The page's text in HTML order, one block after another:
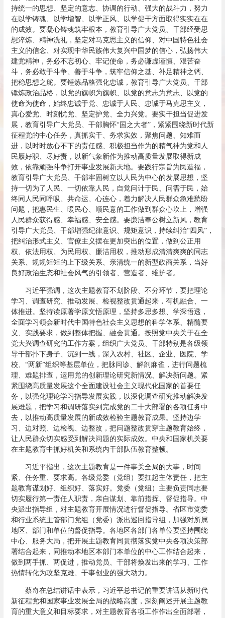
持统一的思想、坚定的意志、协调的行动、强大的战斗力，努力
在以学铸魂、以学增智、以学正风、以学促干方面取得实实在在
的成效。要凝心铸魂筑牢根本，教育引导广大党员、干部经受思
想淬炼、精神洗礼，坚定对马克思主义的信仰、对中国特色社会
主义的信念、对实现中华民族伟大复兴中国梦的信心，弘扬伟大
建党精神，务必不忘初心、牢记使命，务必谦虚谨慎、艰苦奋
斗，务必敢于斗争、善于斗争，筑牢信仰之基、补足精神之钙、
把稳思想之舵。要锤炼品格强化忠诚，教育引导广大党员、干部
锤炼政治品格，以党的旗帜为旗帜、以党的意志为意志、以党的
使命为使命，始终忠诚于党、忠诚于人民、忠诚于马克思主义，
真心爱党、时刻忧党、坚定护党、全力兴党。要实干担当促进发
展，教育引导广大党员、干部胸怀“国之大者”，紧紧围绕新时代新
征程党的中心任务，真抓实干、务求实效，聚焦问题、知难而
进，以时时放心不下的责任感、积极担当作为的精气神为党和人
民履好职、尽好责，以新气象新作为推动高质量发展取得新成
效，依靠顽强斗争打开事业发展新天地。要践行宗旨为民造福，
教育引导广大党员、干部牢固树立以人民为中心的发展思想，坚
持一切为了人民、一切依靠人民，自觉问计于民、问需于民，始
终同人民同呼吸、共命运、心连心，着力解决人民群众急难愁盼
问题，把惠民生、暖民心、顺民意的工作做到群众心坎上，增强
人民群众获得感、幸福感、安全感。要廉洁奉公树立新风，教育
引导广大党员、干部增强纪律意识、规矩意识，持续纠治“四风”，
把纠治形式主义、官僚主义摆在更加突出的位置，做到公正用
权、依法用权、为民用权、廉洁用权，推动形成清清爽爽的同志
关系、规规矩矩的上下级关系、亲清统一的新型政商关系，当好
良好政治生态和社会风气的引领者、营造者、维护者。
习近平强调，这次主题教育不划阶段、不分环节，要把理论
学习、调查研究、推动发展、检视整改贯通起来，有机融合、一
体推进。坚持读原著学原文悟原理，坚持多思多想、学深悟透，
全面学习领会新时代中国特色社会主义思想的科学体系、精髓要
义、实践要求，做到整体把握、融会贯通。按照党中央关于在全
党大兴调查研究的工作方案，组织广大党员、干部特别是各级领
导干部扑下身子、沉到一线，深入农村、社区、企业、医院、学
校、“两新”组织等基层单位，把脉问诊、解剖麻雀，进行问题梳
理、难题排查，运用党的创新理论研究新情况、解决新问题。紧
紧围绕高质量发展这个全面建设社会主义现代化国家的首要任
务，以强化理论学习指导发展实践，以深化调查研究推动解决发
展难题，把学习和调研落实到完成党的二十大部署的各项任务中
去，以推动高质量发展的新成效检验主题教育成果。坚持边学
习、边对照、边检视、边整改，把问题整改贯穿主题教育始终，
让人民群众切实感受到解决问题的实际成效。中央和国家机关要
在主题教育中抓好机关和系统内干部队伍教育整顿。
习近平指出，这次主题教育是一件事关全局的大事，时间
紧、任务重、要求高。各级党委（党组）要扛起主体责任，把主
题教育谋划好、组织好、落实好。党委（党组）主要负责同志要
切实履行第一责任人职责，亲自谋划、靠前指挥、督促指导。中
央派出指导组，对主题教育开展情况进行督促指导。省区市党委
和行业系统主管部门党组（党委）派出巡回指导组，加强对所属
地区、部门和单位的督促指导。各地区各部门各单位要坚持围绕
中心、服务大局，把开展主题教育同贯彻落实党中央各项决策部
署结合起来，同推动本地区本部门本单位的中心工作结合起来，
做到两手抓、两促进，推动党员、干部将焕发出来的学习、工作
热情转化为攻坚克难、干事创业的强大动力。
蔡奇在总结讲话中表示，习近平总书记的重要讲话从新时代
新征程党和国家事业发展全局的战略高度，深刻阐述开展主题教
育的重大意义和目标要求，对主题教育各项工作作出全面部署，